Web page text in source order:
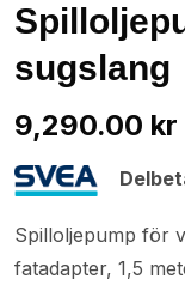
9,290.00 kr
sugslang
Spilloljepump för
fatadapter, 1,5